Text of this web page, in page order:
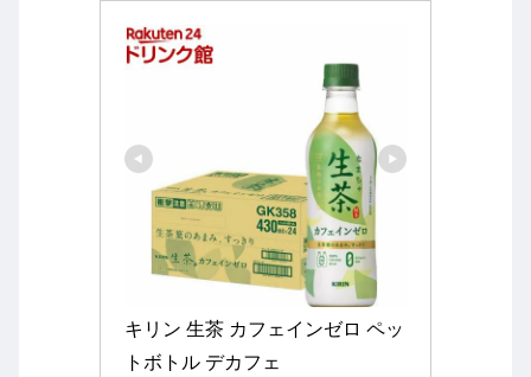
キリン 生茶 カフェインゼロ ペッ
トボトル デカフェ